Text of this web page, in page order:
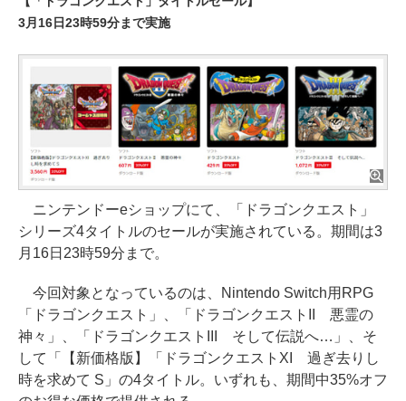
3月16日23時59分まで実施
ニンテンドーeショップにて、「ドラゴンクエスト」
シリーズ4タイトルのセールが実施されている。期間は3
月16日23時59分まで。
今回対象となっているのは、Nintendo Switch用RPG
「ドラゴンクエスト」、「ドラゴンクエストII 悪霊の
神々」、「ドラゴンクエストIII そして伝説へ…」、そ
して「【新価格版】「ドラゴンクエストXI 過ぎ去りし
時を求めて S」の4タイトル。いずれも、期間中35%オフ